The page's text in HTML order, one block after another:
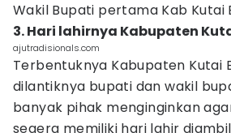
Wakil Bupati pertama Kab Kutai
3. Hari lahirnya Kabupaten
ajutradisionals.com
Terbentuknya Kabupaten Kutai
dilantiknya bupati dan wakil
banyak pihak menginginkan
segera memiliki hari lahir